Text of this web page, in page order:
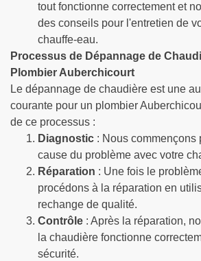
tout fonctionne correctement et
des conseils pour l'entretien de
chauffe-eau.
Processus de Dépannage de
Plombier Auberchicourt
Le dépannage de chaudière est une
courante pour un plombier
de ce processus :
Diagnostic : Nous commençons
cause du problème avec votre
Réparation : Une fois le
procédons à la réparation en
rechange de qualité.
Contrôle : Après la réparation,
la chaudière fonctionne
sécurité.